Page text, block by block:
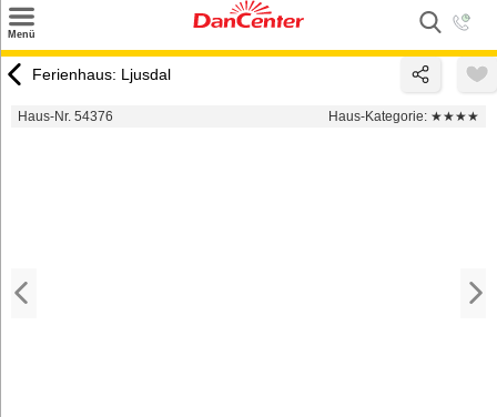
Menü
Urlaubsziele
Ferienhaus: Ljusdal
Haus-Nr. 54376 Haus-Kategorie: ★★★★